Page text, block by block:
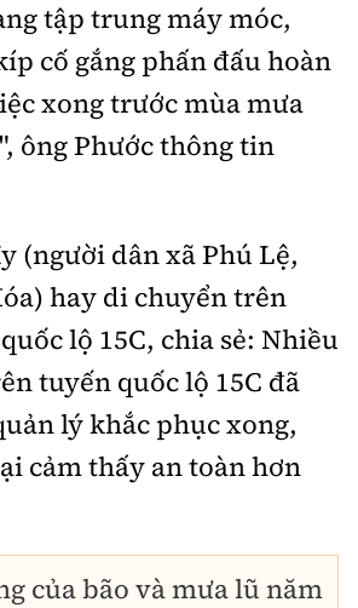
tập trung máy móc,
cố gắng phấn đấu hoàn
xong trước mùa mưa
ông Phước thông tin
(người dân xã Phú Lệ,
hay di chuyển trên
lộ 15C, chia sẻ: Nhiều
tuyến quốc lộ 15C đã
lý khắc phục xong,
cảm thấy an toàn hơn
của bão và mưa lũ năm